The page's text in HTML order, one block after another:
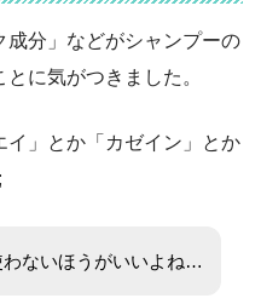
成分」などがシャンプーの
に気がつきました。
イ」とか「カゼイン」とか
わないほうがいいよね…